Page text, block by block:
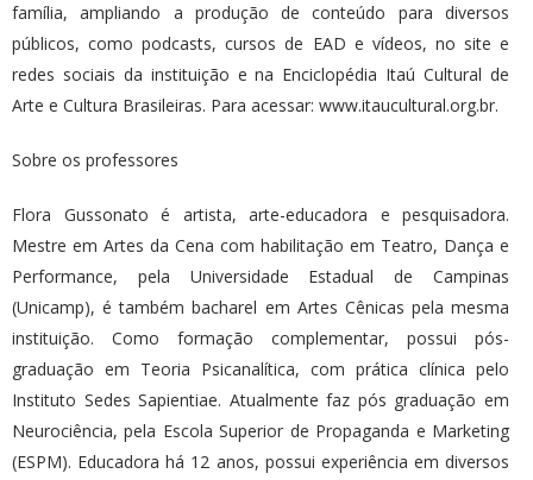
família, ampliando a produção de conteúdo para diversos
públicos, como podcasts, cursos de EAD e vídeos, no site e
redes sociais da instituição e na Enciclopédia Itaú Cultural de
Arte e Cultura Brasileiras. Para acessar: www.itaucultural.org.br.
Sobre os professores
Flora Gussonato é artista, arte-educadora e pesquisadora.
Mestre em Artes da Cena com habilitação em Teatro, Dança e
Performance, pela Universidade Estadual de Campinas
(Unicamp), é também bacharel em Artes Cênicas pela mesma
instituição. Como formação complementar, possui pós-
graduação em Teoria Psicanalítica, com prática clínica pelo
Instituto Sedes Sapientiae. Atualmente faz pós graduação em
Neurociência, pela Escola Superior de Propaganda e Marketing
(ESPM). Educadora há 12 anos, possui experiência em diversos